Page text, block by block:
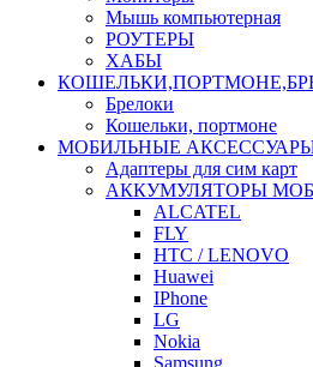
Мышь компьютерная
РОУТЕРЫ
ХАБЫ
Брелоки
Кошельки, портмоне
МОБИЛЬНЫЕ
Адаптеры для сим карт
АККУМУЛЯТОРЫ
ALCATEL
FLY
HTC / LENOVO
Huawei
IPhone
LG
Nokia
Samsung